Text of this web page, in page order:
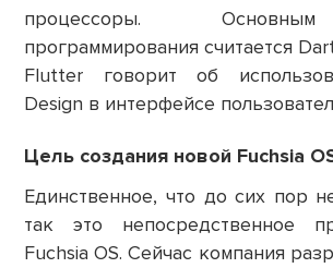
процессоры.
программирования считается
Flutter говорит об
Design в интерфейсе
Цель создания новой Fuchsia
Единственное, что до сих пор
так это непосредственное
Fuchsia OS. Сейчас компания